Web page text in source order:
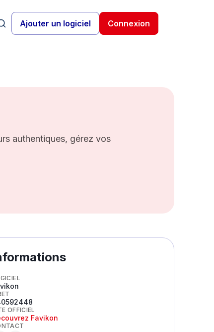
Ajouter un logiciel Connexion
authentiques, gérez vos
OFFICIEL
Favikon